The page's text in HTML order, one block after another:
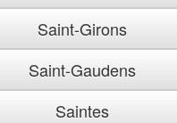
Saint-Girons
Saint-Gaudens
Saintes